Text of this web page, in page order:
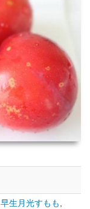
早生月光すもも